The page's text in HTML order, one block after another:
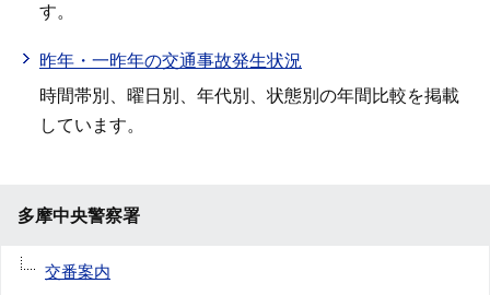
す。
昨年・一昨年の交通事故発生状況
時間帯別、曜日別、年代別、状態別の年間比較を掲載
しています。
多摩中央警察署
交番案内